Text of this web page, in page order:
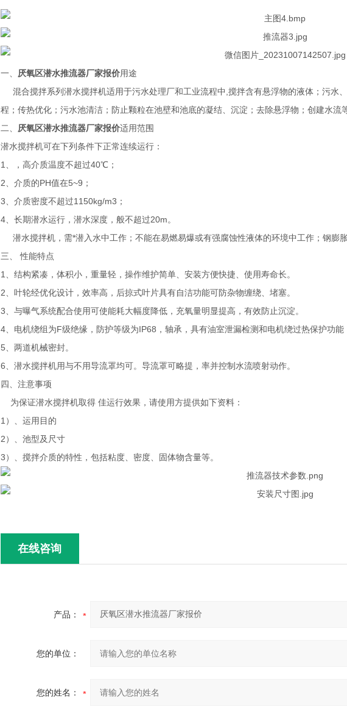
一、 厌氧区潜水推流器厂家报价用途
混合搅拌系列潜水搅拌机适用于污水处理厂和工业流程中,搅拌含有悬浮物的液体；污水
程；传热优化；污水池清洁；防止颗粒在池壁和池底的凝结、沉淀；去除悬浮物；创建水流等
二、 厌氧区潜水推流器厂家报价适用范围
潜水搅拌机可在下列条件下正常连续运行：
1、，高介质温度不超过40℃；
2、介质的PH值在5~9；
3、介质密度不超过1150kg/m3；
4、长期潜水运行，潜水深度，般不超过20m。
潜水搅拌机，需*潜入水中工作；不能在易燃易爆或有强腐蚀性液体的环境中工作；钢膨
三、 性能特点
1、结构紧凑，体积小，重量轻，操作维护简单、安装方便快捷、使用寿命长。
2、叶轮经优化设计，效率高，后掠式叶片具有自洁功能可防杂物缠绕、堵塞。
3、与曝气系统配合使用可使能耗大幅度降低，充氧量明显提高，有效防止沉淀。
4、电机绕组为F级绝缘，防护等级为IP68，轴承，具有油室泄漏检测和电机绕过热保护功能
5、两道机械密封。
6、潜水搅拌机用与不用导流罩均可。导流罩可略提，率并控制水流喷射动作。
四、注意事项
为保证潜水搅拌机取得 佳运行效果，请使用方提供如下资料：
1）、运用目的
2）、池型及尺寸
3）、搅拌介质的特性，包括粘度、密度、固体物含量等。
在线咨询
产品：
您的单位：
您的姓名：